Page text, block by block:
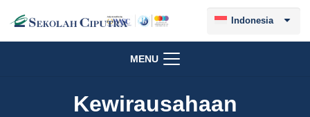
Indonesia
MENU
Kewirausahaan